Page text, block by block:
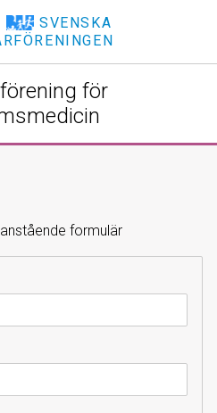
SVENSKA
för
formulär